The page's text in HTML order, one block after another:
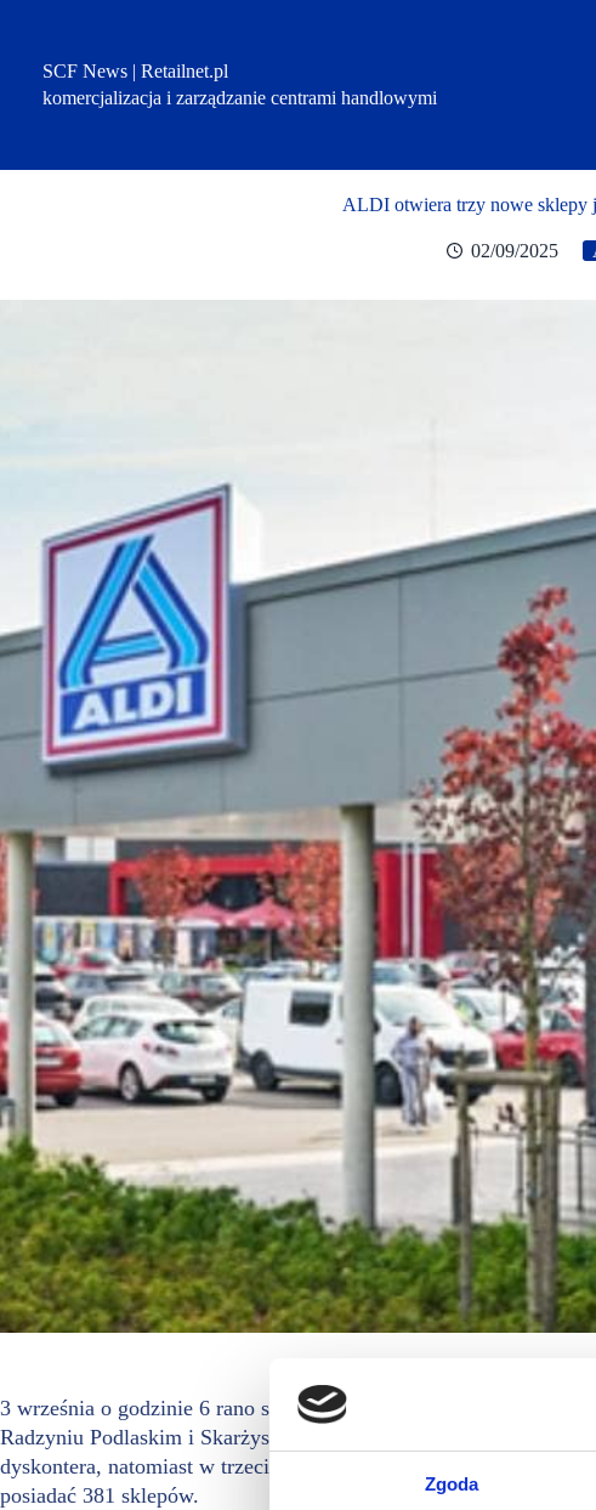
Zgoda
SCF News | Retailnet.pl
komercjalizacja i zarządzanie centrami handlowymi
ALDI otwiera trzy nowe sklepy
02/09/2025
3 września o godzinie 6 rano swoje progi dla klientów otworzą aż
Radzyniu Podlaskim i Skarżysku Kamiennej. W dwóch pierwszym
dyskontera, natomiast w trzeciej lokalizacji będzie to druga
posiadać 381 sklepów.